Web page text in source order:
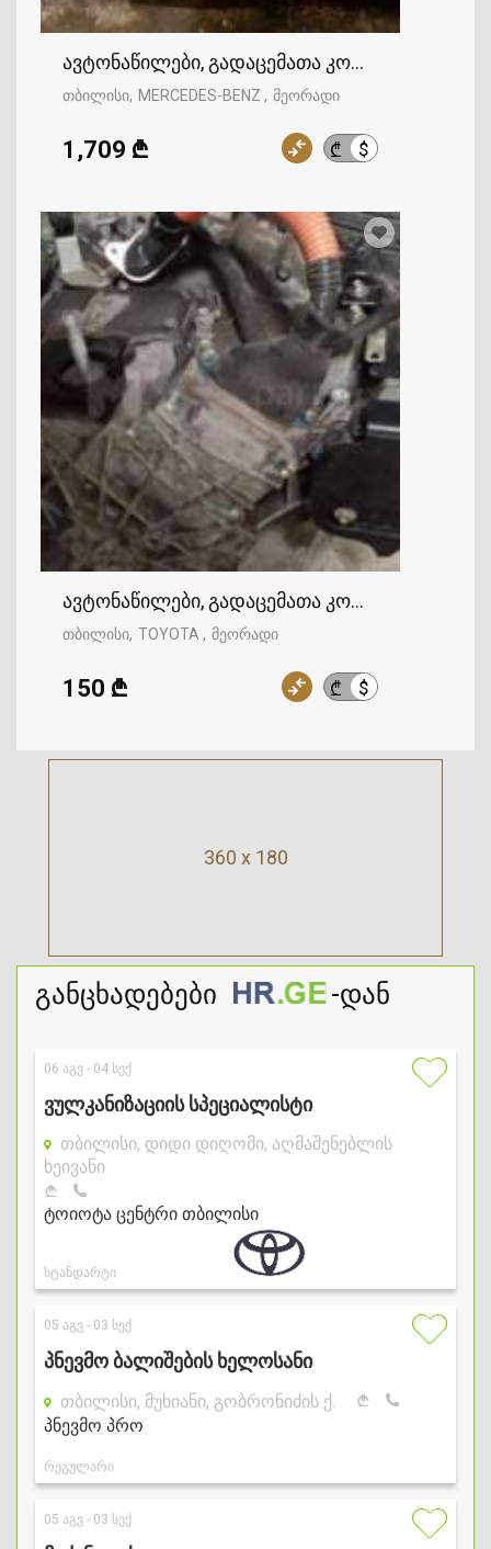
ავტონაწილები, გადაცემათა კოლოფი, ხიდი,
თბილისი MERCEDES-BENZ მეორადი
₾ $
1,709 ₾
ავტონაწილები, გადაცემათა კოლოფი, ხიდი,
თბილისი TOYOTA მეორადი
₾ $
150 ₾
360 x 180